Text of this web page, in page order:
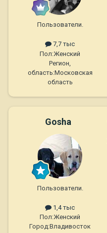
Пользователи.
7,7 тыс
Пол:Женский
Регион,
область:Московская
область
Gosha
Пользователи.
1,4 тыс
Пол:Женский
Город:Владивосток